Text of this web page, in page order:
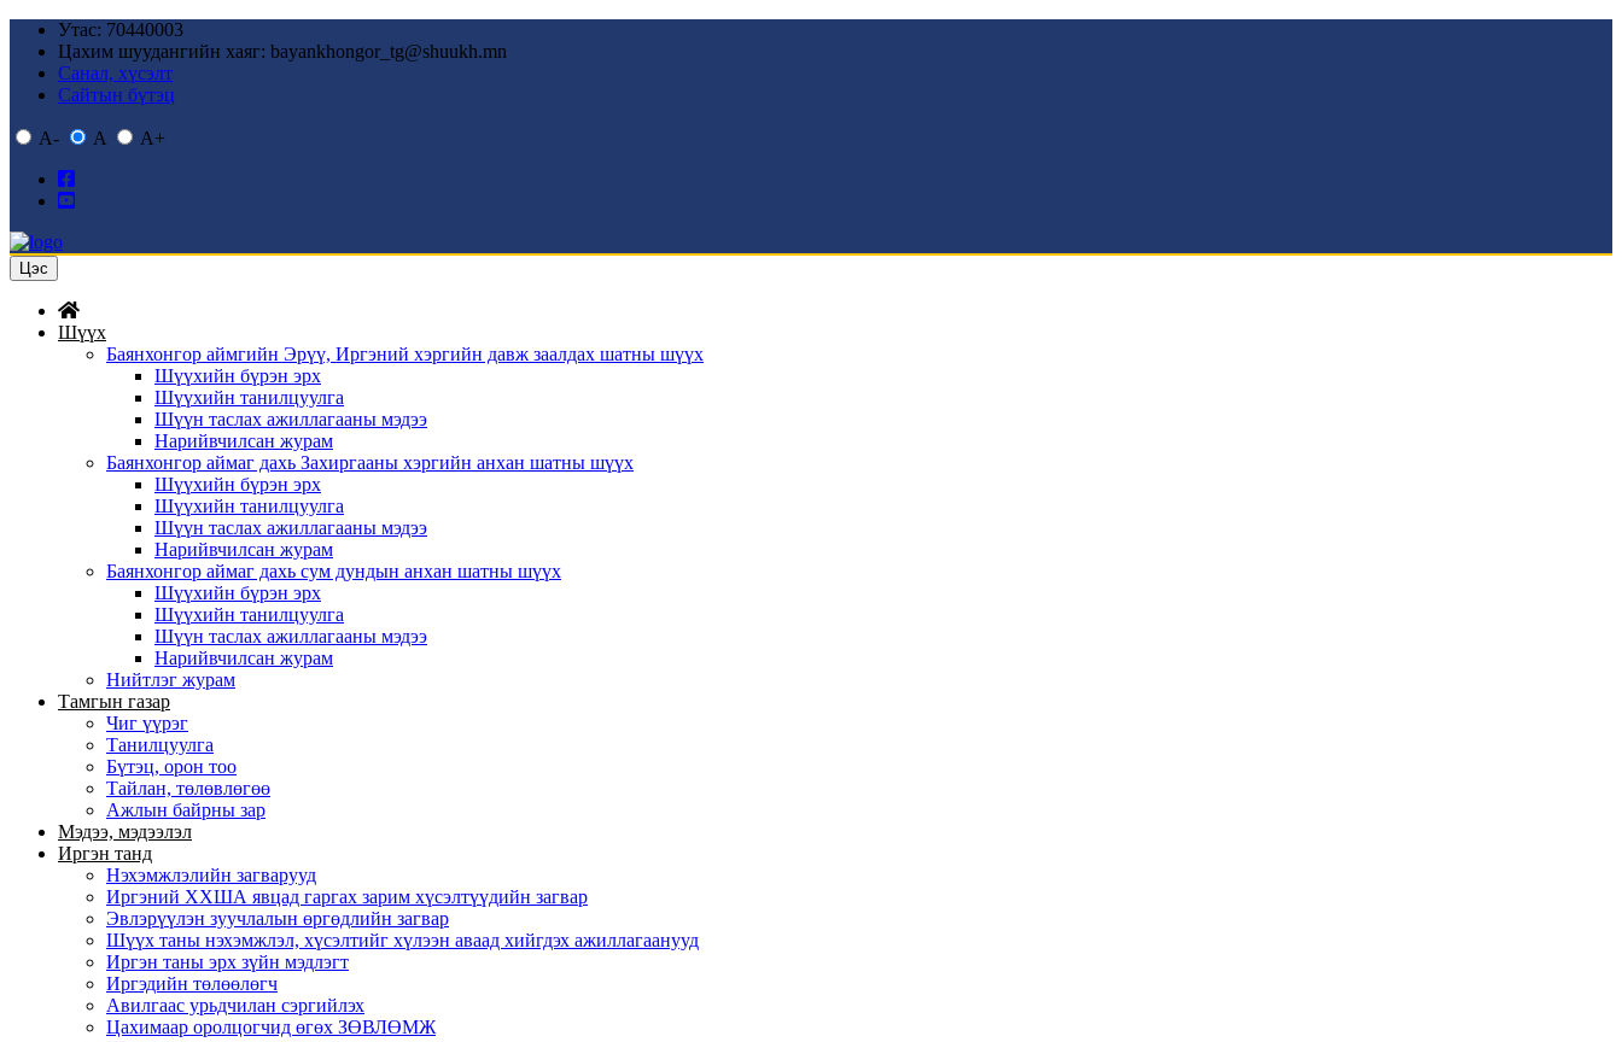
Утас: 70440003
Цахим шуудангийн хаяг: bayankhongor_tg@shuukh.mn
Санал, хүсэлт
Сайтын бүтэц
A- A A+
Цэс
Шүүх
Баянхонгор аймгийн Эрүү, Иргэний хэргийн давж заалдах шатны шүүх
Шүүхийн бүрэн эрх
Шүүхийн танилцуулга
Шүүн таслах ажиллагааны мэдээ
Нарийвчилсан журам
Баянхонгор аймаг дахь Захиргааны хэргийн анхан шатны шүүх
Шүүхийн бүрэн эрх
Шүүхийн танилцуулга
Шүүн таслах ажиллагааны мэдээ
Нарийвчилсан журам
Баянхонгор аймаг дахь сум дундын анхан шатны шүүх
Шүүхийн бүрэн эрх
Шүүхийн танилцуулга
Шүүн таслах ажиллагааны мэдээ
Нарийвчилсан журам
Нийтлэг журам
Тамгын газар
Чиг үүрэг
Танилцуулга
Бүтэц, орон тоо
Тайлан, төлөвлөгөө
Ажлын байрны зар
Мэдээ, мэдээлэл
Иргэн танд
Нэхэмжлэлийн загварууд
Иргэний ХХША явцад гаргах зарим хүсэлтүүдийн загвар
Эвлэрүүлэн зуучлалын өргөдлийн загвар
Шүүх таны нэхэмжлэл, хүсэлтийг хүлээн аваад хийгдэх ажиллагаанууд
Иргэн таны эрх зүйн мэдлэгт
Иргэдийн төлөөлөгч
Авилгаас урьдчилан сэргийлэх
Цахимаар оролцогчид өгөх ЗӨВЛӨМЖ